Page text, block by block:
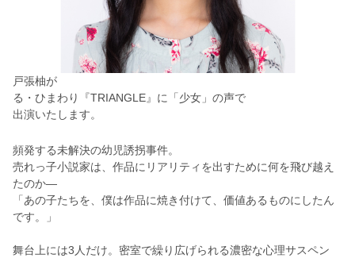
戸張柚が
る・ひまわり『TRIANGLE』に「少女」の声で
出演いたします。
頻発する未解決の幼児誘拐事件。
売れっ子小説家は、作品にリアリティを出すために何を飛び越え
たのか―
「あの子たちを、僕は作品に焼き付けて、価値あるものにしたん
です。」
舞台上には3人だけ。密室で繰り広げられる濃密な心理サスペン